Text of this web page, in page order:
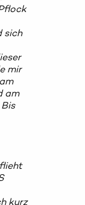
sich
mir
am
kurz